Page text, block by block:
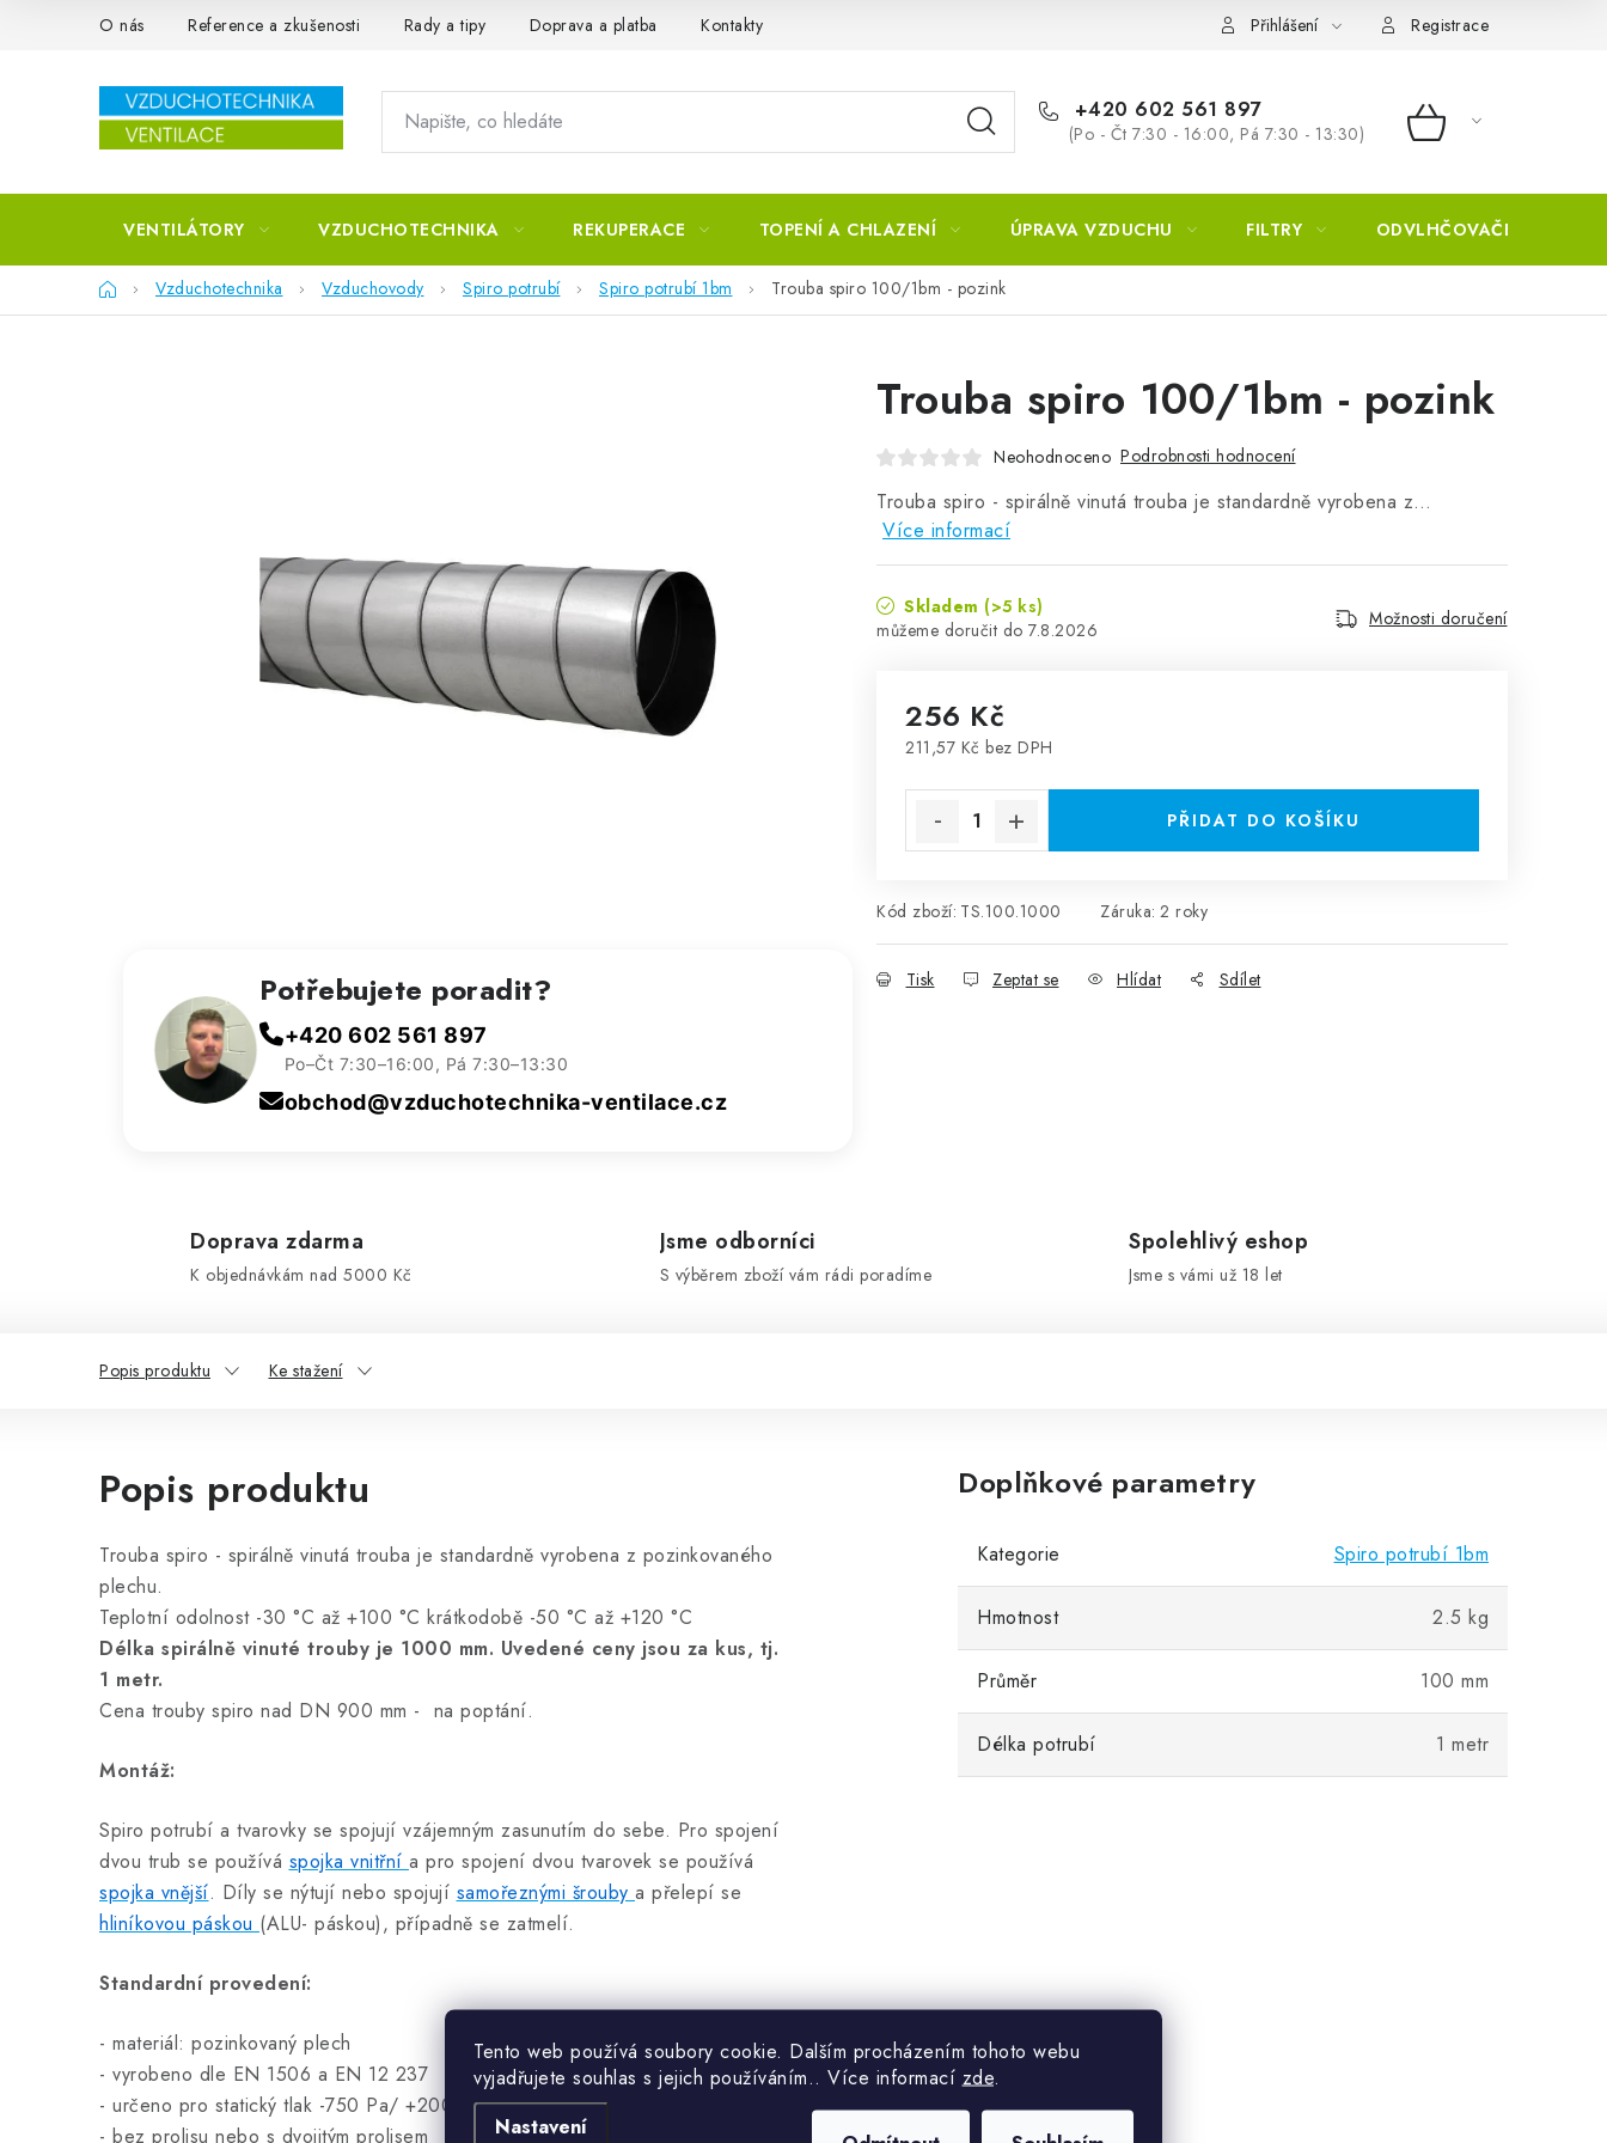
Tento web používá soubory cookie. Dalším procházením tohoto webu
vyjadřujete souhlas s jejich používáním.. Více informací zde.
Nastavení
Přejít na obsahO nás Reference a zkušenosti Rady a tipy Doprava a platba Kontakty Přihlášení Registrace
+420 602 561 897
(Po - Čt 7:30 - 16:00, Pá 7:30 - 13:30) NÁKUPNÍ
VENTILÁTORY VZDUCHOTECHNIKA REKUPERACE TOPENÍ A CHLAZENÍ ÚPRAVA VZDUCHU FILTRY ODVLHČOVAČE
DomůVzduchotechnika Vzduchovody Spiro potrubí Spiro potrubí 1bm Trouba spiro 100/1bm - pozink
Trouba spiro 100/1bm - pozink
Neohodnoceno Podrobnosti hodnocení
Trouba spiro - spirálně vinutá trouba je standardně vyrobena z…
Více informací
Skladem (>5 ks)
7.8.2026
Možnosti doručení
256 Kč
211,57 Kč bez DPH
PŘIDAT DO KOŠÍKU
Kód zboží: TS.100.1000 Záruka: 2 roky
Tisk Zeptat se Hlídat Sdílet
Potřebujete poradit?
+420 602 561 897
Po–Čt 7:30–16:00, Pá 7:30–13:30
obchod@vzduchotechnika-ventilace.cz
Doprava zdarma
K objednávkám nad 5000 Kč
Jsme odborníci
S výběrem zboží vám rádi poradíme
Spolehlivý eshop
Jsme s vámi už 18 let
Popis produktu Ke stažení
Popis produktu
Trouba spiro - spirálně vinutá trouba je standardně vyrobena z pozinkovaného
plechu.
Teplotní odolnost -30 °C až +100 °C krátkodobě -50 °C až +120 °C
Délka spirálně vinuté trouby je 1000 mm. Uvedené ceny jsou za kus, tj.
1 metr.
Cena trouby spiro nad DN 900 mm - na poptání.
Montáž:
Spiro potrubí a tvarovky se spojují vzájemným zasunutím do sebe. Pro spojení
dvou trub se používá spojka vnitřní a pro spojení dvou tvarovek se používá
spojka vnější. Díly se nýtují nebo spojují samořeznými šrouby a přelepí se
hliníkovou páskou (ALU- páskou), případně se zatmelí.
Standardní provedení:
- materiál: pozinkovaný plech
- vyrobeno dle EN 1506 a EN 12 237
- určeno pro statický tlak -750 Pa/ +2000 Pa
- bez prolisu nebo s dvojitým prolisem
Doplňkové parametry
Kategorie Spiro potrubí 1bm
Hmotnost 2.5 kg
Průměr 100 mm
Délka potrubí 1 metr